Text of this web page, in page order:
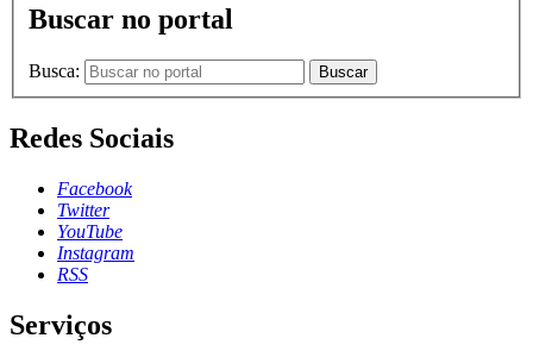
Buscar no portal
Busca: Buscar
Redes Sociais
Facebook
Twitter
YouTube
Instagram
RSS
Serviços